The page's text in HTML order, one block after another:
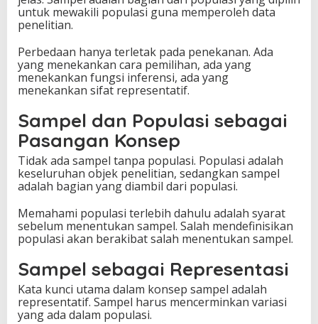
untuk mewakili populasi guna memperoleh data
penelitian.
Perbedaan hanya terletak pada penekanan. Ada
yang menekankan cara pemilihan, ada yang
menekankan fungsi inferensi, ada yang
menekankan sifat representatif.
Sampel dan Populasi sebagai
Pasangan Konsep
Tidak ada sampel tanpa populasi. Populasi adalah
keseluruhan objek penelitian, sedangkan sampel
adalah bagian yang diambil dari populasi.
Memahami populasi terlebih dahulu adalah syarat
sebelum menentukan sampel. Salah mendefinisikan
populasi akan berakibat salah menentukan sampel.
Sampel sebagai Representasi
Kata kunci utama dalam konsep sampel adalah
representatif. Sampel harus mencerminkan variasi
yang ada dalam populasi.